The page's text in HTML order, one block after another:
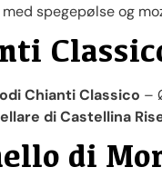
med spegepølse og
Chianti Classico –
di Castellina
di